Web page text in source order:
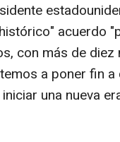
acuerdo
con más de
a poner fin
una nueva